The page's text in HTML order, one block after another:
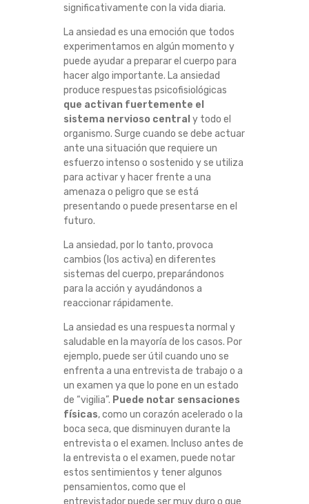
significativamente con la vida diaria.
La ansiedad es una emoción que todos
experimentamos en algún momento y
puede ayudar a preparar el cuerpo para
hacer algo importante. La ansiedad
produce respuestas psicofisiológicas
que activan fuertemente el
sistema nervioso central y todo el
organismo. Surge cuando se debe actuar
ante una situación que requiere un
esfuerzo intenso o sostenido y se utiliza
para activar y hacer frente a una
amenaza o peligro que se está
presentando o puede presentarse en el
futuro.
La ansiedad, por lo tanto, provoca
cambios (los activa) en diferentes
sistemas del cuerpo, preparándonos
para la acción y ayudándonos a
reaccionar rápidamente.
La ansiedad es una respuesta normal y
saludable en la mayoría de los casos. Por
ejemplo, puede ser útil cuando uno se
enfrenta a una entrevista de trabajo o a
un examen ya que lo pone en un estado
de “vigilia”. Puede notar sensaciones
físicas, como un corazón acelerado o la
boca seca, que disminuyen durante la
entrevista o el examen. Incluso antes de
la entrevista o el examen, puede notar
estos sentimientos y tener algunos
pensamientos, como que el
entrevistador puede ser muy duro o que